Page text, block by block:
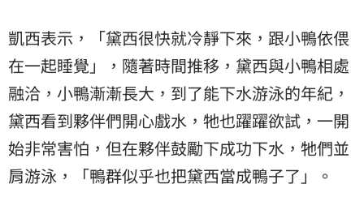
凱西表示，「黛西很快就冷靜下來，跟小鴨依偎
在一起睡覺」，隨著時間推移，黛西與小鴨相處
融洽，小鴨漸漸長大，到了能下水游泳的年紀，
黛西看到夥伴們開心戲水，牠也躍躍欲試，一開
始非常害怕，但在夥伴鼓勵下成功下水，牠們並
肩游泳，「鴨群似乎也把黛西當成鴨子了」。